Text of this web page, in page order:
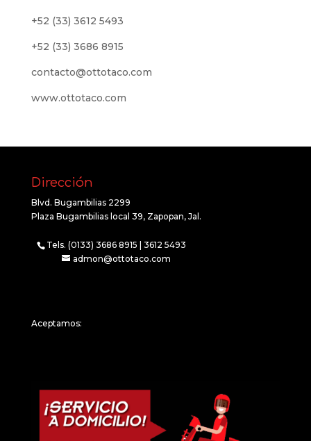
+52 (33) 3612 5493
+52 (33) 3686 8915
contacto@ottotaco.com
www.ottotaco.com
Dirección
Blvd. Bugambilias 2299
Plaza Bugambilias local 39, Zapopan, Jal.
Tels. (0133) 3686 8915 | 3612 5493
admon@ottotaco.com
Aceptamos: